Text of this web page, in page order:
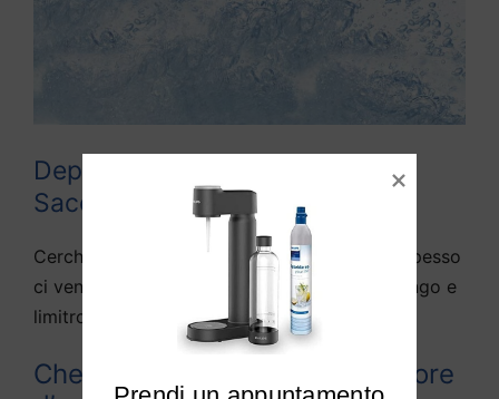
Depuratori acqua domestici
Saccolongo
Cerchiamo di rispondere alle domande che spesso
ci vengono fatte da diversi utenti di Saccolongo e
limitrofi:
Che differenza c’è tra depuratore